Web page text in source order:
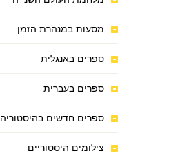
מסעות במנהרת הזמן
ספרים באנגלית
ספרים בעברית
ספרים חדשים בהיסטוריה
צילומים היסטוריים